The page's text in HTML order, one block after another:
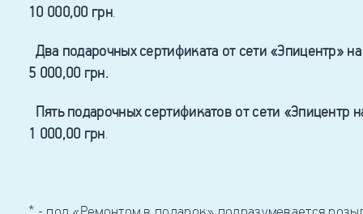
10 000,00 грн.
Два подарочных сертификата от сети «Эпицентр»
5 000,00 грн.
Пять подарочных сертификатов от сети «Эпицентр
1 000,00 грн.